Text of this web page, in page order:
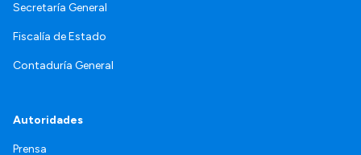
Secretaría General
Fiscalía de Estado
Contaduría General
Autoridades
Prensa